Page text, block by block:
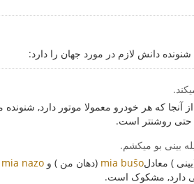
دانش لازم در مورد جهان را دارد:
که هر خودرو معمولا موتور دارد, شنونده
روشنتر است.
بینی بو میکشم.
) معادلmia buŝo (دهان من ) و mia nazo
دارد, مشکوک است.